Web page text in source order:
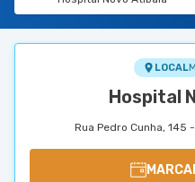
LOCAL
Hospital
Rua Pedro Cunha, 145